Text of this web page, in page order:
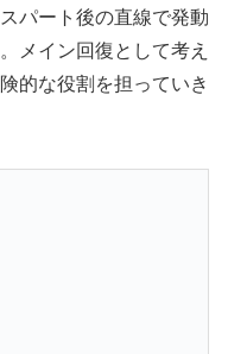
パート後の直線で発動
メイン回復として考え
的な役割を担っていき